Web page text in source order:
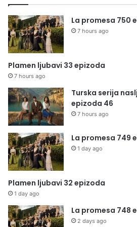
La promesa 750
7 hours ago
Plamen ljubavi 33 epizoda
7 hours ago
Turska serija
epizoda 46
7 hours ago
La promesa 749
1 day ago
Plamen ljubavi 32 epizoda
1 day ago
La promesa 748
2 days ago